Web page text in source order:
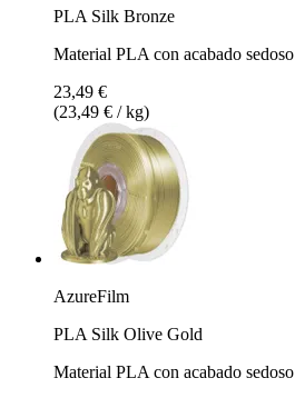
PLA Silk Bronze
Material PLA con acabado sedoso
23,49 €
(23,49 € / kg)
AzureFilm
PLA Silk Olive Gold
Material PLA con acabado sedoso